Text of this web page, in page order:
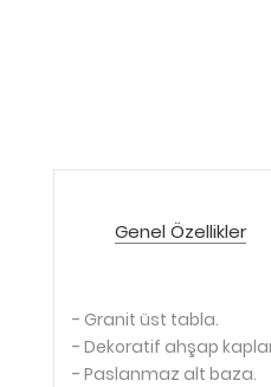
Genel Özellikler
- Granit üst tabla.
- Dekoratif ahşap
- Paslanmaz alt baza.